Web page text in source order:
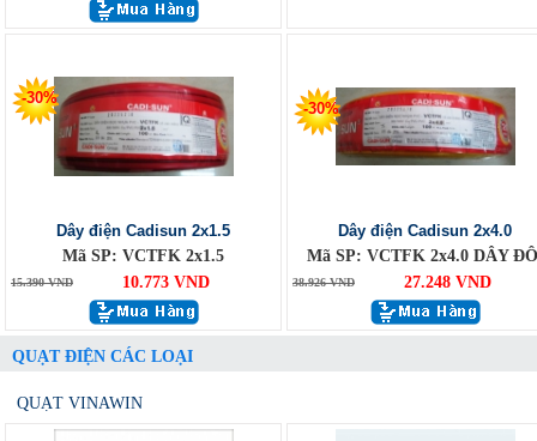
-30%
Dây điện Cadisun 2x1.5
Mã SP: VCTFK 2x1.5
15.390 VND 10.773 VND
-30%
Dây điện Cadisun 2x4.0
Mã SP: VCTFK 2x4.0 DÂY
38.926 VND 27.248 VND
QUẠT ĐIỆN CÁC LOẠI
QUẠT VINAWIN